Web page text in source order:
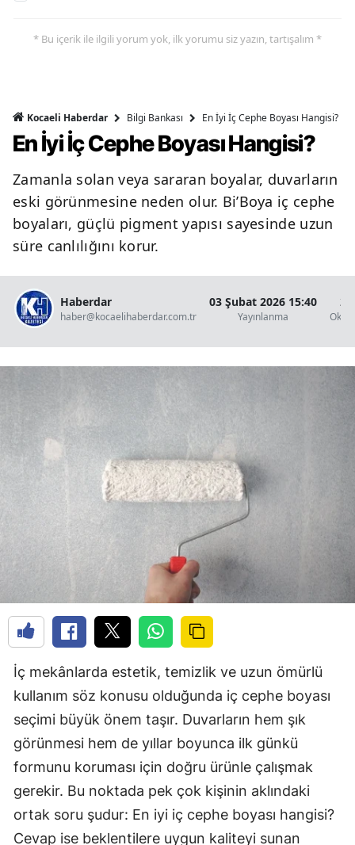
* Bu içerik ile ilgili yorum yok, ilk yorumu siz yazın, tartışalım *
Kocaeli Haberdar Bilgi Bankası En İyi İç Cephe Boyası Hangisi?
En İyi İç Cephe Boyası Hangisi?
Zamanla solan veya sararan boyalar, duvarların
eski görünmesine neden olur. Bi’Boya iç cephe
boyaları, güçlü pigment yapısı sayesinde uzun
süre canlılığını korur.
Haberdar
haber@kocaelihaberdar.com.tr
03 Şubat 2026 15:40
Yayınlanma
2
İç mekânlarda estetik, temizlik ve uzun ömürlü
kullanım söz konusu olduğunda iç cephe boyası
seçimi büyük önem taşır. Duvarların hem şık
görünmesi hem de yıllar boyunca ilk günkü
formunu koruması için doğru ürünle çalışmak
gerekir. Bu noktada pek çok kişinin aklındaki
ortak soru şudur: En iyi iç cephe boyası hangisi?
Cevap ise beklentilere uygun kaliteyi sunan